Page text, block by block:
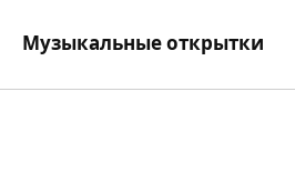
Музыкальные открытки